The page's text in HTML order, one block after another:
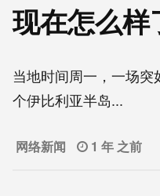
现在怎么
当地时间周一，一场
个伊比利亚半岛...
网络新闻 1 年 之前